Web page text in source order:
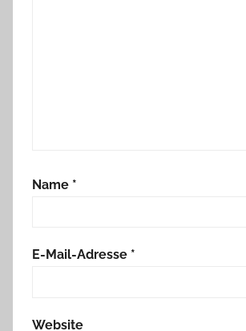
Name *
E-Mail-Adresse *
Website